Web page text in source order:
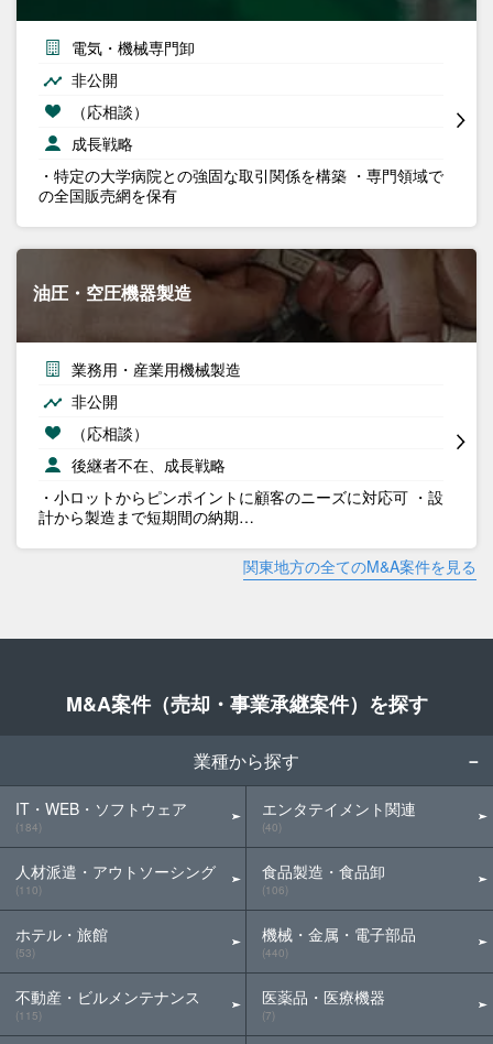
電気・機械専門卸
非公開
（応相談）
成長戦略
・特定の大学病院との強固な取引関係を構築 ・専門領域で
の全国販売網を保有
油圧・空圧機器製造
業務用・産業用機械製造
非公開
（応相談）
後継者不在、成長戦略
・小ロットからピンポイントに顧客のニーズに対応可 ・設
計から製造まで短期間の納期…
関東地方の全てのM&A案件を見る
M&A案件（売却・事業承継案件）を探す
業種から探す
IT・WEB・ソフトウェア
(184)
人材派遣・アウトソーシング
(110)
ホテル・旅館
(53)
不動産・ビルメンテナンス
(115)
エンタテイメント関連
(40)
食品製造・食品卸
(106)
機械・金属・電子部品
(440)
医薬品・医療機器
(7)